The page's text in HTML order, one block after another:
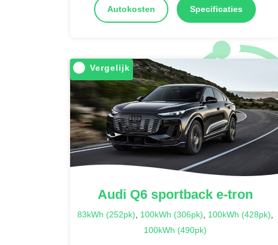
Autokosten Specificaties
Vergelijk
Audi Q6 sportback e-tron
83kWh (252pk) 100kWh (306pk) 100kWh (428pk)
100kWh (490pk)